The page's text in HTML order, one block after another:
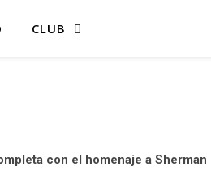
CLUB
con el homenaje a Sherman